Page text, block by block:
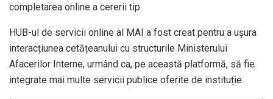
completarea online a cererii tip.
HUB-ul de servicii online al MAI a fost creat pentru a ușura
interacțiunea cetățeanului cu structurile Ministerului
Afacerilor Interne, urmând ca, pe această platformă, să fie
integrate mai multe servicii publice oferite de instituție.